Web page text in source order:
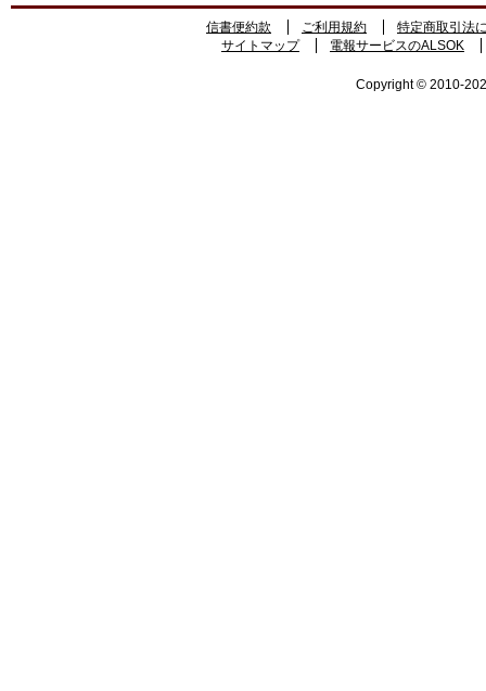
信書便約款 ご利用規約
特定商取引法
サイトマップ
電報サービスのALSOK
Copyright © 2010-